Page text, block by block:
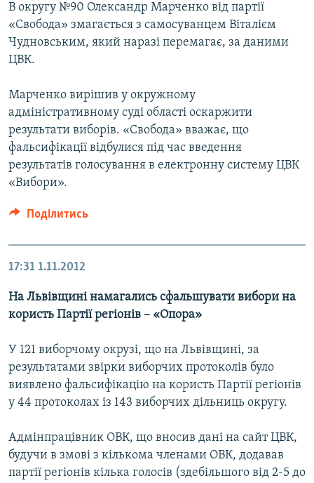
В округу №90 Олександр Марченко від партії
«Свобода» змагається з самосуванцем Віталієм
Чудновським, який наразі перемагає, за даними
ЦВК.
Марченко вирішив у окружному
адміністративному суді області оскаржити
результати виборів. «Свобода» вважає, що
фальсифікації відбулися під час введення
результатів голосування в електронну систему ЦВК
«Вибори».
Поділитись
17:31 1.11.2012
На Львівщині намагались сфальшувати вибори на
користь Партії регіонів – «Опора»
У 121 виборчому окрузі, що на Львівщині, за
результатами звірки виборчих протоколів було
виявлено фальсифікацію на користь Партії регіонів
у 44 протоколах із 143 виборчих дільниць округу.
Адмінпрацівник ОВК, що вносив дані на сайт ЦВК,
будучи в змові з кількома членами ОВК, додавав
партії регіонів кілька голосів (здебільшого від 2-5 до